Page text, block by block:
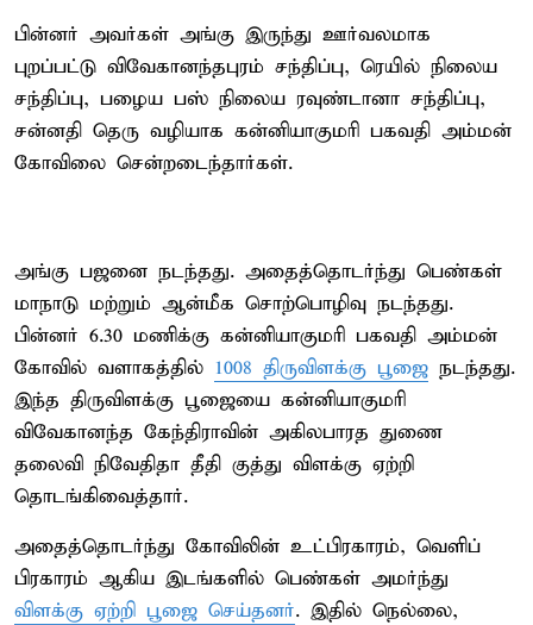
பின்னர் அவர்கள் அங்கு இருந்து ஊர்வலமாக
புறப்பட்டு விவேகானந்தபுரம் சந்திப்பு, ரெயில் நிலைய
சந்திப்பு, பழைய பஸ் நிலைய ரவுண்டானா சந்திப்பு,
சன்னதி தெரு வழியாக கன்னியாகுமரி பகவதி அம்மன்
கோவிலை சென்றடைந்தார்கள்.
அங்கு பஜனை நடந்தது. அதைத்தொடர்ந்து பெண்கள்
மாநாடு மற்றும் ஆன்மீக சொற்பொழிவு நடந்தது.
பின்னர் 6.30 மணிக்கு கன்னியாகுமரி பகவதி அம்மன்
கோவில் வளாகத்தில் 1008 திருவிளக்கு பூஜை நடந்தது.
இந்த திருவிளக்கு பூஜையை கன்னியாகுமரி
விவேகானந்த கேந்திராவின் அகிலபாரத துணை
தலைவி நிவேதிதா தீதி குத்து விளக்கு ஏற்றி
தொடங்கிவைத்தார்.
அதைத்தொடர்ந்து கோவிலின் உட்பிரகாரம், வெளிப்
பிரகாரம் ஆகிய இடங்களில் பெண்கள் அமர்ந்து
விளக்கு ஏற்றி பூஜை செய்தனர். இதில் நெல்லை,